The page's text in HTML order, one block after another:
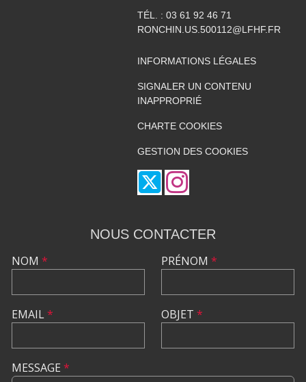
TÉL. : 03 61 92 46 71
RONCHIN.US.500112@LFHF.FR
INFORMATIONS LÉGALES
SIGNALER UN CONTENU
INAPPROPRIÉ
CHARTE COOKIES
GESTION DES COOKIES
NOUS CONTACTER
NOM *
EMAIL*
PRÉNOM *
OBJET *
MESSAGE *